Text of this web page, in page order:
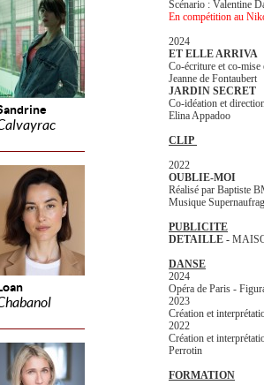
Scénario : Valentine
En compétition au
2024
ET ELLE ARRIVA
Co-écriture et co-mise
Jeanne de Fontaubert
JARDIN SECRET
Co-idéation et
Elina Appadoo
CLIP
2022
OUBLIE-MOI
Réalisé par Baptiste
Musique
PUBLICITE
DETAILLE -
DANSE
2024
Opéra de Paris -
2023
Création et
2022
Création et
Perrotin
FORMATION